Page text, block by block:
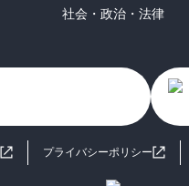
社会・政治・法律
プライバシーポリシー